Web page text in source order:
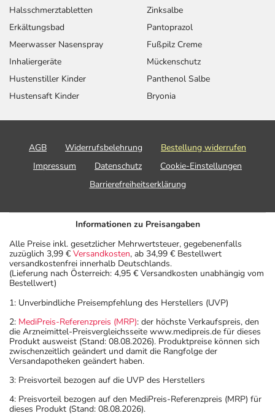
Ihren Arzt oder Apotheker nach etwaigen Auswirkungen
oder Vorsichtsmaßnahmen.
Eine vom Arzt verordnete Dosierung kann von den
nach seinen Anweisungen anwenden.
Aufbewahrung
Aufbewahrung
Das Arzneimittel muss
aufbewahrt werden.
Wichtige Hinweise
Was sollten Sie beachten?
- Vorsicht: Das Reaktionsvermögen kann auch bei
bestimmungsgemäßem Gebrauch beeinträchtigt sein.
Achten Sie vor allem darauf, wenn Sie am Straßenverkehr
teilnehmen oder Maschinen (auch im Haushalt) bedienen,
mit denen Sie sich verletzen können.
- Vorsicht: Vermeiden Sie die Einnahme von Alkohol.
- Bei Frauen im gebärfähigen Alter sind während und
unter Umständen auch eine Zeit lang nach der Therapie
wirksame Verhütungsmethoden erforderlich. Sprechen
Halsschmerztabletten
Erkältungsbad
Meerwasser Nasenspray
Inhaliergeräte
Hustenstiller Kinder
Hustensaft Kinder
Zinksalbe
Pantoprazol
Fußpilz Creme
Mückenschutz
Panthenol Salbe
Bryonia
AGB Widerrufsbelehrung
Bestellung widerrufen
Impressum
Datenschutz
Cookie-Einstellungen
Barrierefreiheitserklärung
Informationen zu Preisangaben
Alle Preise inkl. gesetzlicher Mehrwertsteuer, gegebenenfalls
zuzüglich 3,99 € Versandkosten, ab 34,99 € Bestellwert
versandkostenfrei innerhalb Deutschlands.
(Lieferung nach Österreich: 4,95 € Versandkosten unabhängig vom
Bestellwert)
1: Unverbindliche Preisempfehlung des Herstellers (UVP)
2: MediPreis-Referenzpreis (MRP): der höchste Verkaufspreis, den
die Arzneimittel-Preisvergleichsseite www.medipreis.de für dieses
Produkt ausweist (Stand: 08.08.2026). Produktpreise können sich
zwischenzeitlich geändert und damit die Rangfolge der
Versandapotheken geändert haben.
3: Preisvorteil bezogen auf die UVP des Herstellers
4: Preisvorteil bezogen auf den MediPreis-Referenzpreis (MRP) für
dieses Produkt (Stand: 08.08.2026).